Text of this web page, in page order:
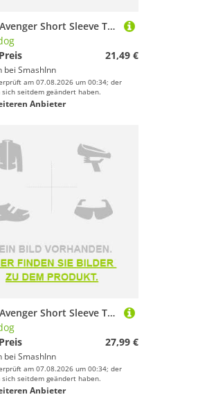
Oxdog Avenger Short Sleeve T-shirt Rot 116 cm Kinder
21,49 €
bei SmashInn
am 07.08.2026 um 00:34; der
sich seitdem geändert haben.
Anbieter
Oxdog Avenger Short Sleeve T-shirt Rot S Mann
27,99 €
bei SmashInn
am 07.08.2026 um 00:34; der
sich seitdem geändert haben.
Anbieter